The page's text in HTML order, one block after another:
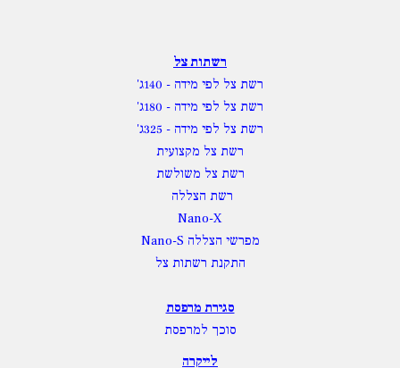
רשתות צל
רשת צל לפי מידה - 140ג'
רשת צל לפי מידה - 180ג'
רשת צל לפי מידה - 325ג'
רשת צל מקצועית
רשת צל משולשת
רשת הצללה
Nano-X
מפרשי הצללה Nano-S
התקנת רשתות צל
סגירת מרפסת
סוכך למרפסת
לייקרה